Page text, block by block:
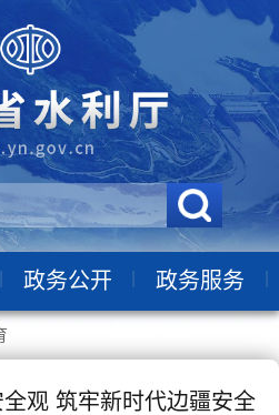
政务公开 政务服务
观 筑牢新时代边疆安全